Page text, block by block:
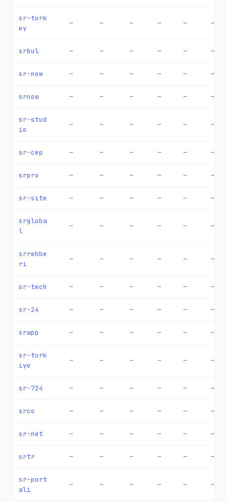
sr-turk
ey
— — — — — —
srbul — — — — — —
sr-now — — — — — —
srnow — — — — — —
sr-stud
io
— — — — — —
sr-cep — — — — — —
srpro — — — — — —
sr-site — — — — — —
srgloba
l
— — — — — —
srrehbe
ri
— — — — — —
sr-tech — — — — — —
sr-24 — — — — — —
srapp — — — — — —
sr-turk
iye
— — — — — —
sr-724 — — — — — —
srco — — — — — —
sr-net — — — — — —
srtr — — — — — —
sr-port
ali
— — — — — —